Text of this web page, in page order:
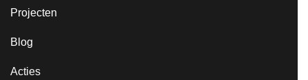
Projecten
Blog
Acties